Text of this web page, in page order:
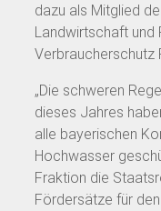
dazu als Mitglied
Landwirtschaft und
Verbraucherschutz
„Die schweren
dieses Jahres
alle bayerischen
Hochwasser
Fraktion die
Fördersätze für